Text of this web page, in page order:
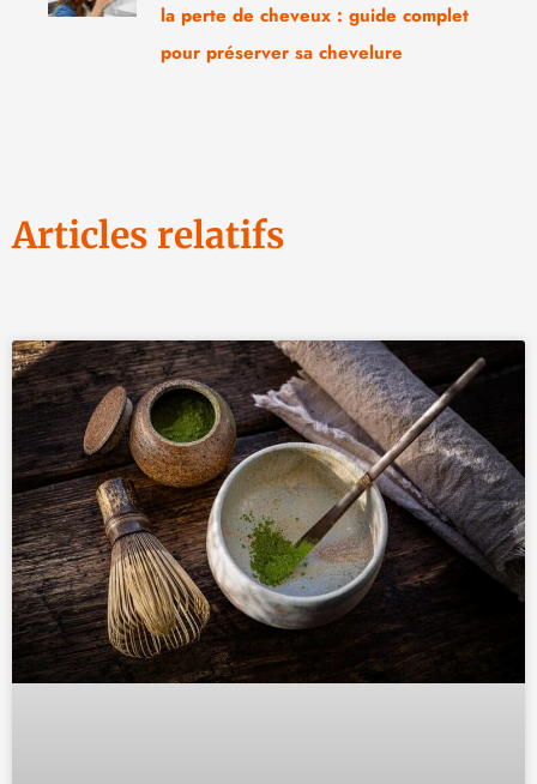
la perte de cheveux : guide complet
pour préserver sa chevelure
Articles relatifs